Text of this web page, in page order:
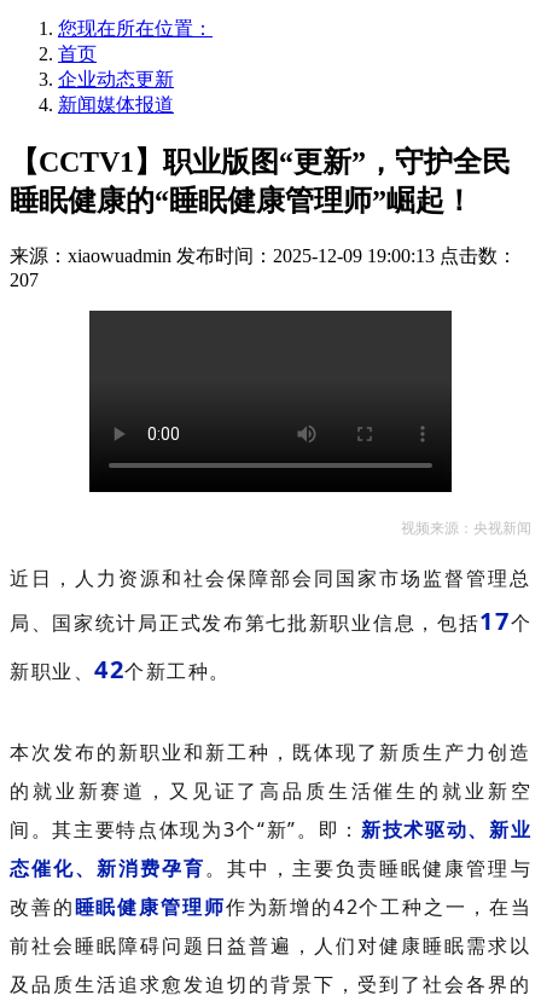
您现在所在位置：
首页
企业动态更新
新闻媒体报道
【CCTV1】职业版图“更新”，守护全民
睡眠健康的“睡眠健康管理师”崛起！
来源：xiaowuadmin 发布时间：2025-12-09 19:00:13 点击数：
207
视频来源：央视新闻
近日，人力资源和社会保障部会同国家市场监督管理总
局、国家统计局正式发布第七批新职业信息，包括17个
新职业、 42个新工种。
本次发布的新职业和新工种，既体现了新质生产力创造
的就业新赛道，又见证了高品质生活催生的就业新空
间。其主要特点体现为3个“新”。即： 新技术驱动、新业
态催化、新消费孕育。其中，主要负责睡眠健康管理与
改善的睡眠健康管理师作为新增的42个工种之一，在当
前社会睡眠障碍问题日益普遍，人们对健康睡眠需求以
及品质生活追求愈发迫切的背景下，受到了社会各界的